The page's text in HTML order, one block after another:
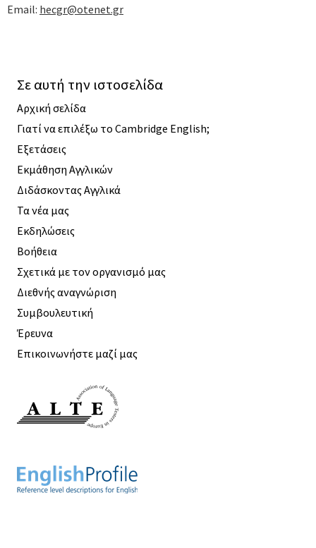
Email: hecgr@otenet.gr
Σε αυτή την ιστοσελίδα
Αρχική σελίδα
Γιατί να επιλέξω το Cambridge English;
Εξετάσεις
Εκμάθηση Αγγλικών
Διδάσκοντας Αγγλικά
Τα νέα μας
Εκδηλώσεις
Βοήθεια
Σχετικά με τον οργανισμό μας
Διεθνής αναγνώριση
Συμβουλευτική
Έρευνα
Επικοινωνήστε μαζί μας